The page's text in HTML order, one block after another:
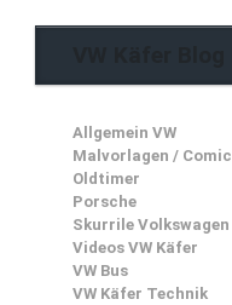
Allgemein VW
Malvorlagen / Comic
Oldtimer
Porsche
Skurrile Volkswagen
Videos VW Käfer
VW Bus
VW Käfer Technik